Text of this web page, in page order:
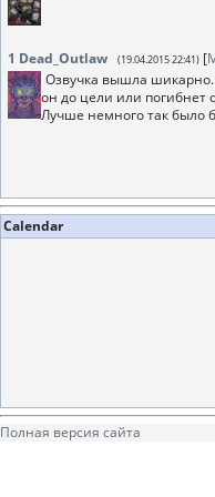
1 Dead_Outlaw (19.04.2015 22:41) [
Озвучка вышла шикарно.
он до цели или погибнет
Лучше немного так было
Calendar
Полная версия сайта